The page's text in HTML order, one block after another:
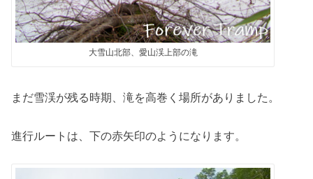
大雪山北部、愛山渓上部の滝
まだ雪渓が残る時期、滝を高巻く場所がありました。
進行ルートは、下の赤矢印のようになります。